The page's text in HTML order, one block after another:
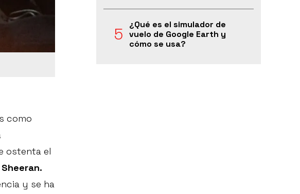
como
ostenta el
y se ha
¿Qué es el simulador de
vuelo de Google Earth y
cómo se usa?